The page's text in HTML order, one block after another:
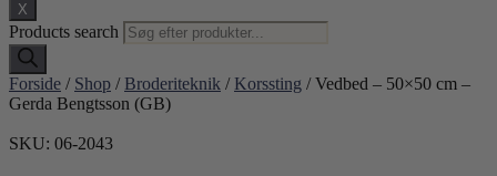
X
Products search
Forside / Shop / Broderiteknik / Korssting / Vedbed – 50×50 cm –
Gerda Bengtsson (GB)
SKU: 06-2043